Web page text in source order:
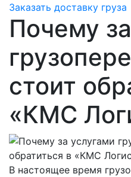
Заказать доставку груза
Почему
стоит
«КМС
В настоящее время